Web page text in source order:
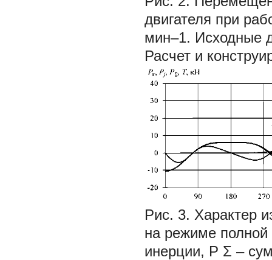
двигателя при
мин–1. Исходные
Расчет и
Рис. 3. Характер
на режиме полной
инерции, Р Σ –